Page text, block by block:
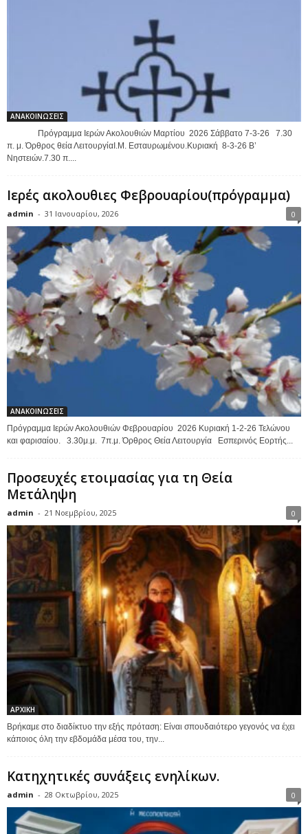
ΑΝΑΚΟΙΝΩΣΕΙΣ
Πρόγραμμα Ιερών Ακολουθιών Μαρτίου 2026 Σάββατο 7-3-26 7.30
π. μ. Όρθρος θεία ΛειτουργίαΙ.Μ. Εσταυρωμένου.Κυριακή 8-3-26 Β’
Νηστειών.7.30 π....
Ιερές ακολουθιες Φεβρουαρίου(πρόγραμμα)
admin - 31 Ιανουαρίου, 2026 0
ΑΝΑΚΟΙΝΩΣΕΙΣ
Πρόγραμμα Ιερών Ακολουθιών Φεβρουαρίου 2026 Κυριακή 1-2-26 Τελώνου
και φαρισαίου. 3.30μ.μ. 7π.μ. Όρθρος Θεία Λειτουργία Εσπερινός Εορτής...
Προσευχές ετοιμασίας για τη Θεία
Μετάληψη
admin - 21 Νοεμβρίου, 2025 0
ΑΡΧΙΚΗ
Βρήκαμε στο διαδίκτυο την εξής πρόταση: Είναι σπουδαιότερο γεγονός να έχει
κάποιος όλη την εβδομάδα μέσα του, την...
Κατηχητικές συνάξεις ενηλίκων.
admin - 28 Οκτωβρίου, 2025 0